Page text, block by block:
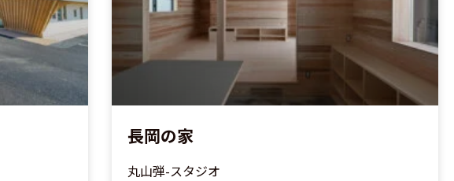
長岡の家
丸山弾-スタジオ